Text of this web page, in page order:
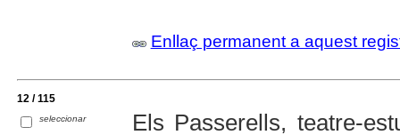
Enllaç permanent a aquest
12 / 115
seleccionar
Els Passerells, teatre-